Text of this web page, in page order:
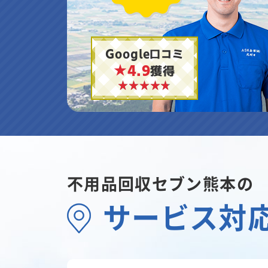
Google口コミ
★4.9獲得
不用品回収セブン熊本の
サービス対